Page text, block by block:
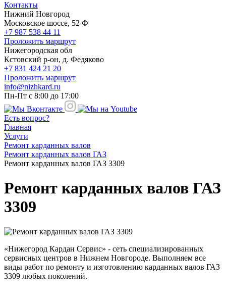
Контакты
Нижний Новгород
Московское шоссе, 52 Ф
+7 987 538 44 11
Проложить маршрут
Нижегородская обл
Кстовский р-он, д. Федяково
+7 831 424 21 20
Проложить маршрут
info@nizhkard.ru
Пн-Пт с 8:00 до 17:00
Есть вопрос?
Главная
Услуги
Ремонт карданных валов
Ремонт карданных валов ГАЗ
Ремонт карданных валов ГАЗ 3309
Ремонт карданных валов ГАЗ
3309
«Нижегород Кардан Сервис» - сеть специализированных
сервисных центров в Нижнем Новгороде. Выполняем все
виды работ по ремонту и изготовлению карданных валов ГАЗ
3309 любых поколений.